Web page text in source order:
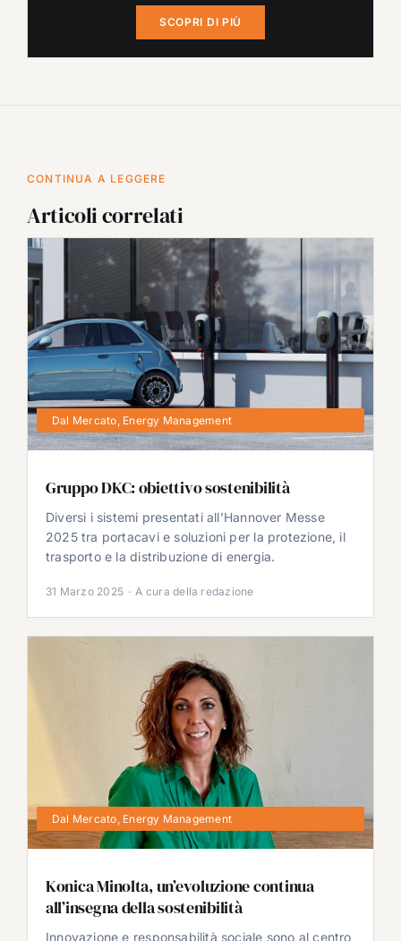
SCOPRI DI PIÙ
CONTINUA A LEGGERE
Articoli correlati
Dal Mercato Energy Management
Gruppo DKC: obiettivo sostenibilità
Diversi i sistemi presentati all’Hannover Messe
2025 tra portacavi e soluzioni per la protezione, il
trasporto e la distribuzione di energia.
31 Marzo 2025 · A cura della redazione
Dal Mercato Energy Management
Konica Minolta, un’evoluzione continua
all’insegna della sostenibilità
Innovazione e responsabilità sociale sono al centro